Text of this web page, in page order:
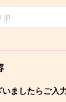
ましたらご入